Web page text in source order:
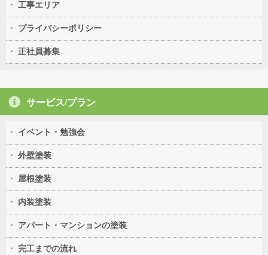
工事エリア
プライバシーポリシー
正社員募集
サービス/プラン
イベント・勉強会
外壁塗装
屋根塗装
内装塗装
アパート・マンションの塗装
完工までの流れ